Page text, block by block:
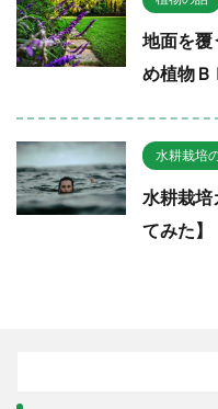
地面を覆
め植物Ｂ
水耕栽培
水耕栽培
てみた】